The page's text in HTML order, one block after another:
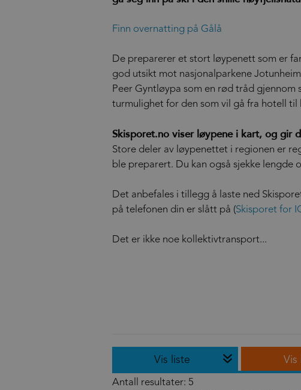
Finn overnatting på Gålå
De preparerer et stort løypenett som er
god utsikt mot nasjonalparkene
Peer Gyntløypa som en rød tråd
turmulighet for den som vil gå fra hotell til
Skisporet.no viser løypene i kart, og gir
Store deler av løypenettet i regionen er
ble preparert. Du kan også sjekke lengde
Det anbefales i tillegg å laste ned
på telefonen din er slått på (Skisporet for
Det er ikke noe kollektivtransport...
Vis liste Vis
Antall resultater: 5